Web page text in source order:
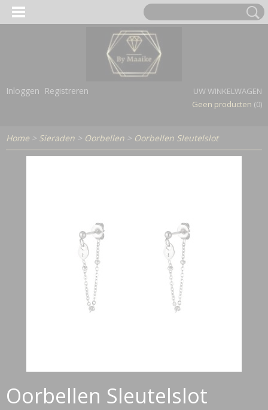
Inloggen Registreren
UW WINKELWAGEN
Geen producten (0)
Home > Sieraden > Oorbellen > Oorbellen Sleutelslot
Oorbellen Sleutelslot